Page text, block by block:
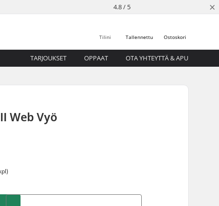
4.8 / 5 ×
Ostoskori
Tallennettu
Tilini
TARJOUKSET OPPAAT OTA YHTEYTTÄ & APU
Web Vyö